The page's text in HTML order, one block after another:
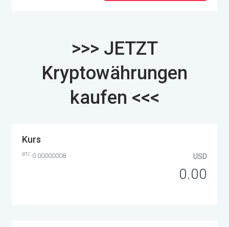
>>> JETZT
Kryptowährungen
kaufen <<<
Kurs
BTC 0.00000008 USD
0.00